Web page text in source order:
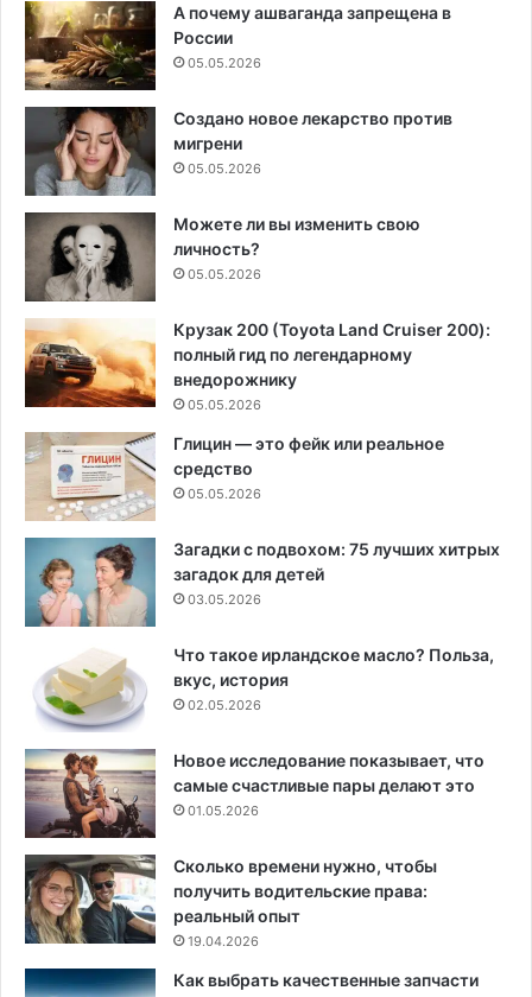
А почему ашваганда запрещена в
России
05.05.2026
Создано новое лекарство против
мигрени
05.05.2026
Можете ли вы изменить свою
личность?
05.05.2026
Крузак 200 (Toyota Land Cruiser 200):
полный гид по легендарному
внедорожнику
05.05.2026
Глицин — это фейк или реальное
средство
05.05.2026
Загадки с подвохом: 75 лучших хитрых
загадок для детей
03.05.2026
Что такое ирландское масло? Польза,
вкус, история
02.05.2026
Новое исследование показывает, что
самые счастливые пары делают это
01.05.2026
Сколько времени нужно, чтобы
получить водительские права:
реальный опыт
19.04.2026
Как выбрать качественные запчасти